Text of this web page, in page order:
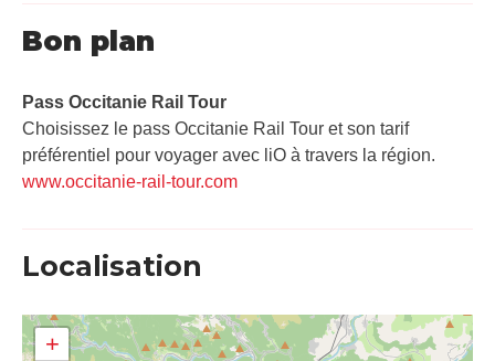
Bon plan
Pass Occitanie Rail Tour​
Choisissez le pass Occitanie Rail Tour et son tarif
préférentiel pour voyager avec liO à travers la région.
www.occitanie-rail-tour.com
Localisation
+